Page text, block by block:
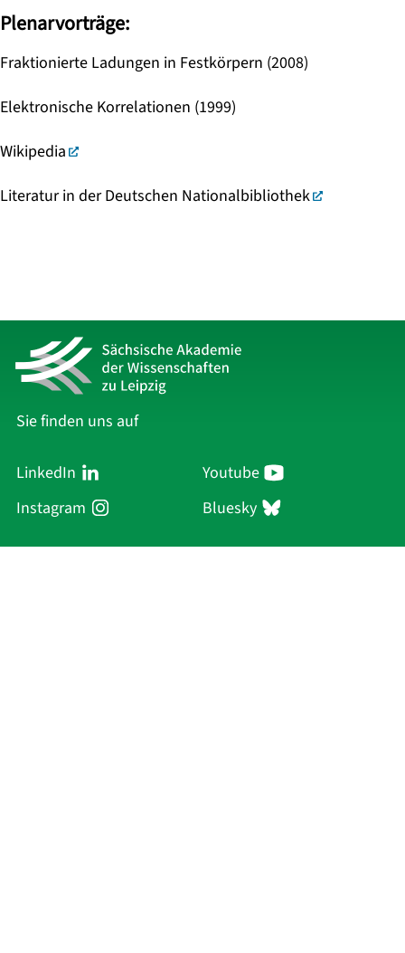
Plenarvorträge:
Fraktionierte Ladungen in Festkörpern (2008)
Elektronische Korrelationen (1999)
Wikipedia
Literatur in der Deutschen Nationalbibliothek
Sie finden uns auf
LinkedIn
Youtube
Instagram
Bluesky